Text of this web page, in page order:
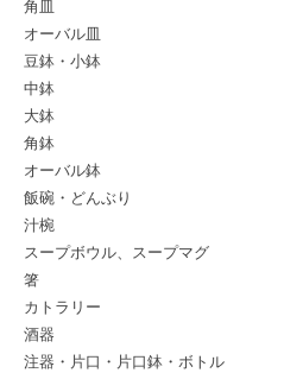
角皿
オーバル皿
豆鉢・小鉢
中鉢
大鉢
角鉢
オーバル鉢
飯碗・どんぶり
汁椀
スープボウル、スープマグ
箸
カトラリー
酒器
注器・片口・片口鉢・ボトル